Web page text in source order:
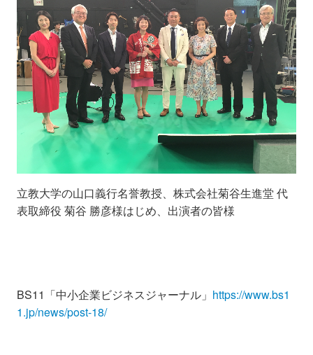
立教大学の山口義行名誉教授、株式会社菊谷生進堂 代
表取締役 菊谷 勝彦様はじめ、 出演者の皆様
BS11「中小企業ビジネスジャーナル」 https://www.bs1
1.jp/news/post-18/